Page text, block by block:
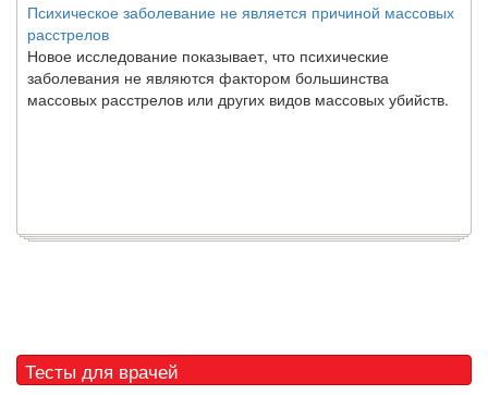
Психическое заболевание не является причиной массовых
расстрелов
Новое исследование показывает, что психические
заболевания не являются фактором большинства
массовых расстрелов или других видов массовых убийств.
Тесты для врачей